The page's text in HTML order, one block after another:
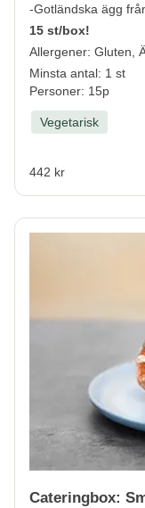
-Gotländska ägg
15 st/box!
Allergener: Gluten,
Minsta antal: 1 st
Personer: 15p
Vegetarisk
442 kr
Cateringbox: